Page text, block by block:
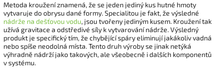
Metoda kroužení znamená, že se jeden jediný kus hutné hmoty
vytvaruje do obrysu dané formy. Specialitou je fakt, že výsledné
nádrže na dešťovou vodu, jsou tvořeny jediným kusem. Kroužení tak
užívá gravitace a odstředivé síly k vytvarování nádrže. Výsledný
produkt je specifický tím, že chybějící spáry eliminují jakákoliv vadná
nebo spíše neodolná místa. Tento druh výroby se jinak netýká
výhradně nádrží jako takových, ale všeobecně i dalších komponentů
v systému.